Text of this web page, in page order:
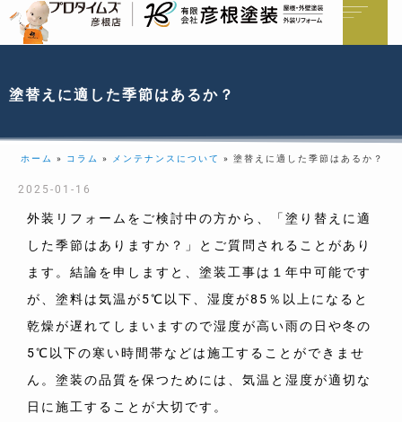
塗替えに適した季節はあるか？
ホーム » コラム » メンテナンスについて » 塗替えに適した季節はあるか？
2025-01-16
外装リフォームをご検討中の方から、「塗り替えに適
した季節はありますか？」とご質問されることがあり
ます。結論を申しますと、塗装工事は１年中可能です
が、塗料は気温が5℃以下、湿度が85％以上になると
乾燥が遅れてしまいますので湿度が高い雨の日や冬の
5℃以下の寒い時間帯などは施工することができませ
ん。塗装の品質を保つためには、気温と湿度が適切な
日に施工することが大切です。